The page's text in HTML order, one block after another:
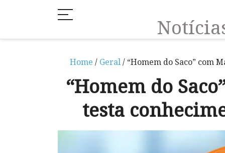
Home / Geral/ “Homem do Saco” com
“Homem do
testa